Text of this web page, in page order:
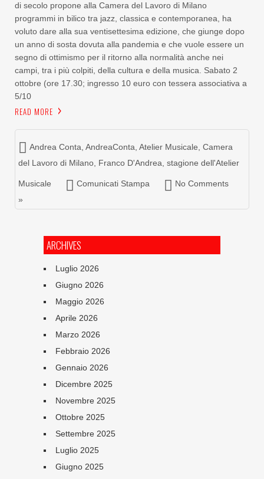
di secolo propone alla Camera del Lavoro di Milano
programmi in bilico tra jazz, classica e contemporanea, ha
voluto dare alla sua ventisettesima edizione, che giunge dopo
un anno di sosta dovuta alla pandemia e che vuole essere un
segno di ottimismo per il ritorno alla normalità anche nei
campi, tra i più colpiti, della cultura e della musica. Sabato 2
ottobre (ore 17.30; ingresso 10 euro con tessera associativa a
5/10
READ MORE
Andrea Conta AndreaConta Atelier Musicale Camera
del Lavoro di Milano Franco D'Andrea stagione dell'Atelier
Musicale Comunicati Stampa
No Comments
»
ARCHIVES
Luglio 2026
Giugno 2026
Maggio 2026
Aprile 2026
Marzo 2026
Febbraio 2026
Gennaio 2026
Dicembre 2025
Novembre 2025
Ottobre 2025
Settembre 2025
Luglio 2025
Giugno 2025